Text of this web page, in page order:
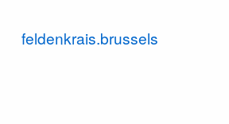
feldenkrais.brussels